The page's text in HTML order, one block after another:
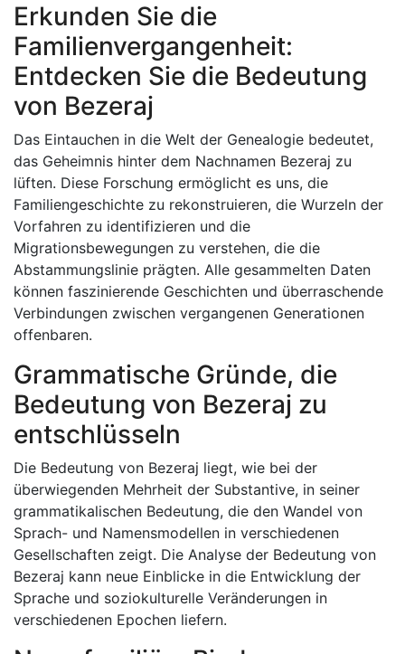
Erkunden Sie die
Familienvergangenheit:
Entdecken Sie die Bedeutung
von Bezeraj
Das Eintauchen in die Welt der Genealogie bedeutet,
das Geheimnis hinter dem Nachnamen Bezeraj zu
lüften. Diese Forschung ermöglicht es uns, die
Familiengeschichte zu rekonstruieren, die Wurzeln der
Vorfahren zu identifizieren und die
Migrationsbewegungen zu verstehen, die die
Abstammungslinie prägten. Alle gesammelten Daten
können faszinierende Geschichten und überraschende
Verbindungen zwischen vergangenen Generationen
offenbaren.
Grammatische Gründe, die
Bedeutung von Bezeraj zu
entschlüsseln
Die Bedeutung von Bezeraj liegt, wie bei der
überwiegenden Mehrheit der Substantive, in seiner
grammatikalischen Bedeutung, die den Wandel von
Sprach- und Namensmodellen in verschiedenen
Gesellschaften zeigt. Die Analyse der Bedeutung von
Bezeraj kann neue Einblicke in die Entwicklung der
Sprache und soziokulturelle Veränderungen in
verschiedenen Epochen liefern.